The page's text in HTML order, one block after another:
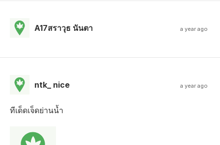
A17สราวุธ นันตา a year ago
ntk_ nice a year ago
ทีเด็ดเจ็ดย่านน้ำ